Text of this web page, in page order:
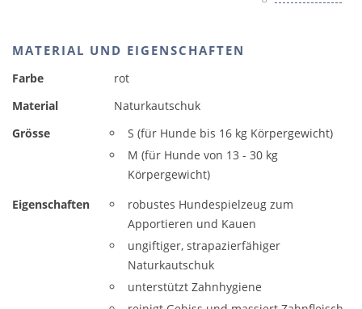
MATERIAL UND EIGENSCHAFTEN
Farbe
rot
Material
Naturkautschuk
Grösse
S (für Hunde bis 16 kg Körpergewicht)
M (für Hunde von 13 - 30 kg
Körpergewicht)
Eigenschaften
robustes Hundespielzeug zum
Apportieren und Kauen
ungiftiger, strapazierfähiger
Naturkautschuk
unterstützt Zahnhygiene